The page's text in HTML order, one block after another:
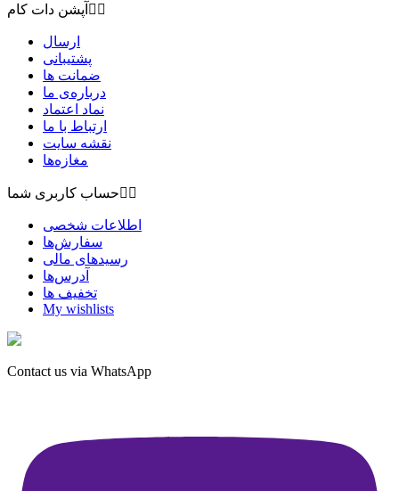
آپشن دات کام  
ارسال
پشتیبانی
ضمانت ها
درباره‌ی ما
نماد اعتماد
ارتباط با ما
نقشه سايت
مغازه‌ها
حساب کاربری شما 
اطلاعات شخصی
سفارش‌ها
رسیدهای مالی
آدرس‌ها
تخفیف ها
My wishlists
Contact us via WhatsApp